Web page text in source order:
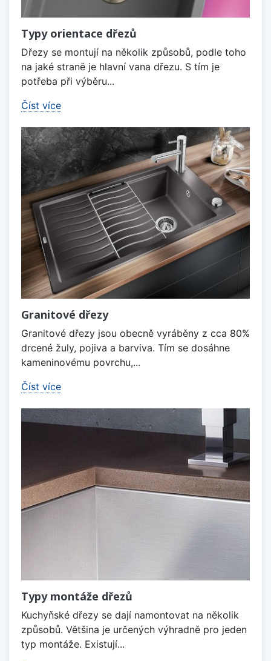
Typy orientace dřezů
Dřezy se montují na několik způsobů, podle toho
na jaké straně je hlavní vana dřezu. S tím je
potřeba při výběru...
Číst více
Granitové dřezy
Granitové dřezy jsou obecně vyráběny z cca 80%
drcené žuly, pojiva a barviva. Tím se dosáhne
kameninovému povrchu,...
Číst více
Typy montáže dřezů
Kuchyňské dřezy se dají namontovat na několik
způsobů. Většina je určených výhradně pro jeden
typ montáže. Existují...